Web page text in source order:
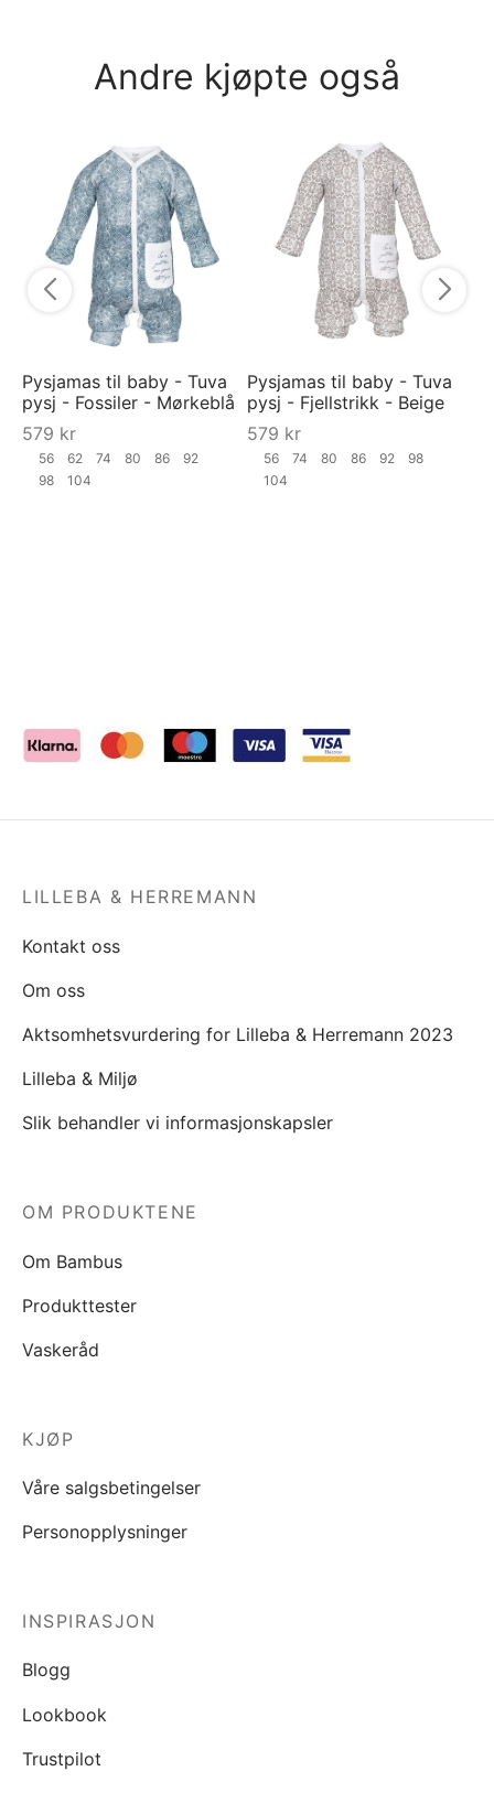
Andre kjøpte også
Pysjamas til baby - Tuva
pysj - Fossiler - Mørkeblå
579 kr
56 62 74 80 86
92
98
104
Pysjamas til baby - Tuva
pysj - Fjellstrikk - Beige
579 kr
56 74 80 86 92
98
104
LILLEBA & HERREMANN
Kontakt oss
Om oss
Aktsomhetsvurdering for Lilleba & Herremann 2023
Lilleba & Miljø
Slik behandler vi informasjonskapsler
OM PRODUKTENE
Om Bambus
Produkttester
Vaskeråd
KJØP
Våre salgsbetingelser
Personopplysninger
INSPIRASJON
Blogg
Lookbook
Trustpilot